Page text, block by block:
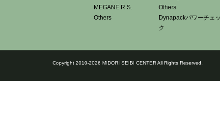
MEGANE R.S.
Others
Others
Dynapackパワーチェ
ク
Copyright 2010-2026 MIDORI SEIBI CENTER All Rights Reserved.